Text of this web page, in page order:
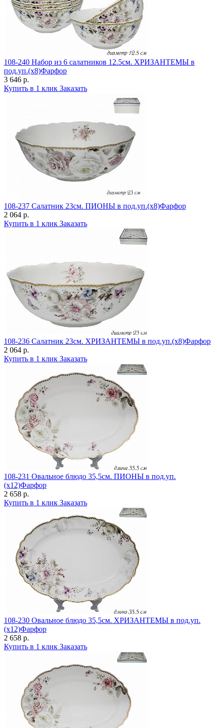
108-240 Набор из 6 салатников 12.5см. ХРИЗАНТЕМЫ в
под.уп.(х8)Фарфор
3 646 р.
Купить в 1 клик Заказать
108-237 Салатник 23см. ПИОНЫ в под.уп.(х8)Фарфор
2 064 р.
Купить в 1 клик Заказать
108-236 Салатник 23см. ХРИЗАНТЕМЫ в под.уп.(х8)Фарфор
2 064 р.
Купить в 1 клик Заказать
108-231 Овальное блюдо 35,5см. ПИОНЫ в под.уп.
(х12)Фарфор
2 658 р.
Купить в 1 клик Заказать
108-230 Овальное блюдо 35,5см. ХРИЗАНТЕМЫ в под.уп.
(х12)Фарфор
2 658 р.
Купить в 1 клик Заказать